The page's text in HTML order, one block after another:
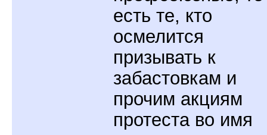
есть те, кто
осмелится
призывать к
забастовкам и
прочим акциям
протеста во имя